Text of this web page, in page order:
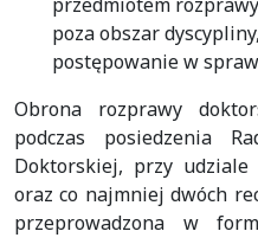
poza obszar
postępowanie w
Obrona rozprawy
podczas posiedzenia
Doktorskiej, przy
oraz co najmniej dwóch
przeprowadzona w